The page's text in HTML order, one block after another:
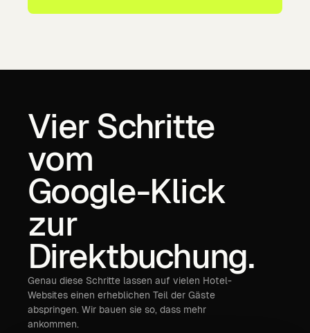
Vier Schritte
vom
Google-Klick
zur
Direktbuchung.
Genau diese Schritte lassen auf vielen Hotel-
Websites einen erheblichen Teil der Gäste
abspringen. Wir bauen sie so, dass mehr
ankommen.